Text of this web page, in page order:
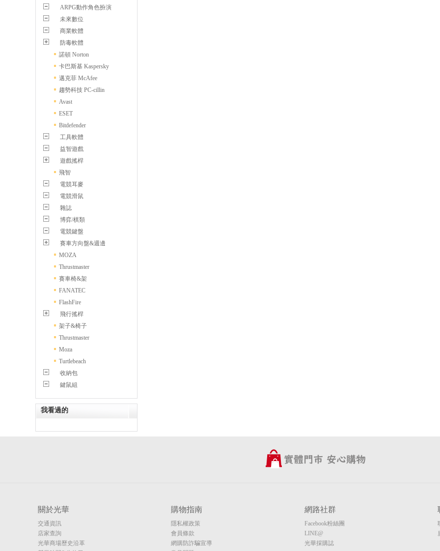
ARPG動作角色扮演
未來數位
商業軟體
防毒軟體
諾頓 Norton
卡巴斯基 Kaspersky
邁克菲 McAfee
趨勢科技 PC-cillin
Avast
ESET
Bitdefender
工具軟體
益智遊戲
遊戲搖桿
飛智
電競耳麥
電競滑鼠
雜誌
博弈/棋類
電競鍵盤
賽車方向盤&週邊
MOZA
Thrustmaster
賽車椅&架
FANATEC
FlashFire
飛行搖桿
架子&椅子
Thrustmaster
Moza
Turtlebeach
收納包
鍵鼠組
我看過的
關於光華
交通資訊
店家查詢
光華商場歷史沿革
購物指南
隱私權政策
會員條款
網購防詐騙宣導
網路社群
Facebook粉絲團
LINE@
光華採購誌